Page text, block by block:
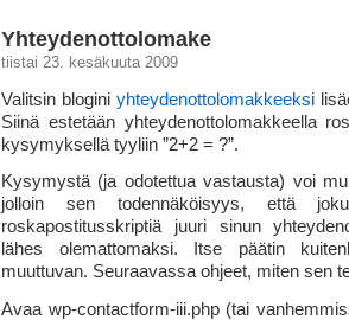
Yhteydenottolomake
tiistai 23. kesäkuuta 2009
Valitsin bloginiyhteydenottolomakkeeksi
Siinä estetään yhteydenottolomakkeella
kysymyksellä tyyliin ”2+2 = ?”.
Kysymystä (ja odotettua vastausta) voi
jolloin sen todennäköisyys, että
roskapostitusskriptiä juuri sinun
lähes olemattomaksi. Itse päätin
muuttuvan. Seuraavassa ohjeet, miten sen
Avaa wp-contactform-iii.php (tai